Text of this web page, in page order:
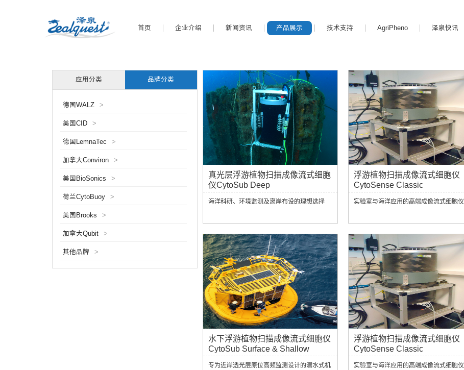
首页 企业介绍 新闻资讯 产品展示 技术支持 AgriPheno 泽泉快讯
应用分类 品牌分类
德国WALZ >
美国CID >
德国LemnaTec >
加拿大Conviron >
美国BioSonics >
荷兰CytoBuoy >
美国Brooks >
加拿大Qubit >
其他品牌 >
真光层浮游植物扫描成像流式细胞
仪CytoSub Deep
海洋科研、环境监测及离岸布设的理想选择
浮游植物扫描成像流式细胞仪
CytoSense Classic
实验室与海洋应用的高端成像流式细胞仪
水下浮游植物扫描成像流式细胞仪
CytoSub Surface & Shallow
专为近岸透光层原位高频监测设计的潜水式机
浮游植物扫描成像流式细胞仪
CytoSense Classic
实验室与海洋应用的高端成像流式细胞仪